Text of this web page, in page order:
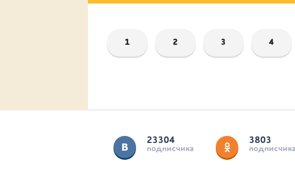
1 2 3 4
23304
подписчика
3803
подписчика